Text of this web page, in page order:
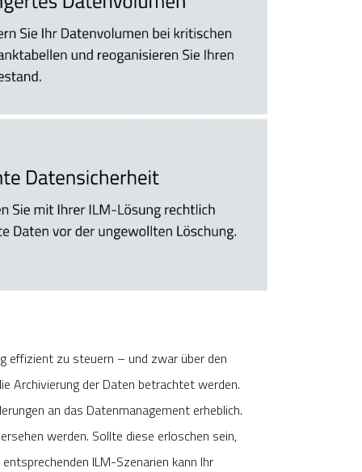
effizient zu steuern – und zwar über den
Archivierung der Daten betrachtet werden.
an das Datenmanagement erheblich.
werden. Sollte diese erloschen sein,
ILM-Szenarien kann Ihr